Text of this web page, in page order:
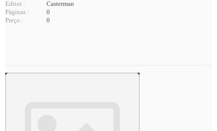
Editor :
Casterman
Páginas :
0
Preço :
0